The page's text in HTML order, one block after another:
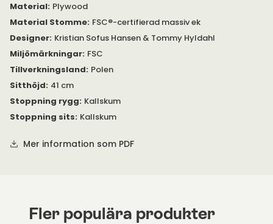
Material: Plywood
Material Stomme: FSC®-certifierad massiv ek
Designer: Kristian Sofus Hansen & Tommy Hyldahl
Miljömärkningar: FSC
Tillverkningsland: Polen
Sitthöjd: 41 cm
Stoppning rygg: Kallskum
Stoppning sits: Kallskum
Mer information som PDF
Fler populära produkter